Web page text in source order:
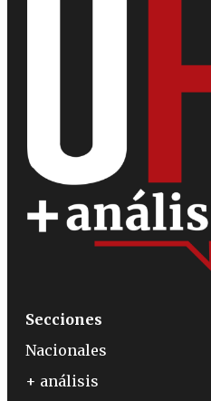
Secciones
Nacionales
+ análisis